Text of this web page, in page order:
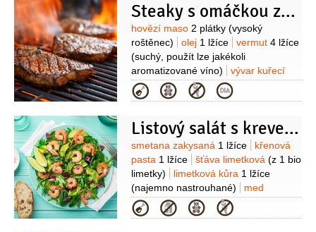
Steaky s omáčkou z pomerančového pepře
Suroviny
hovězí maso 2 plátky (vysoký
roštěnec)
olej 1 lžíce vermut 4 lžíce
(suchý, použít lze jakékoli
aromatizované víno)
vývar kuřecí
100 mililitrů
pomerančová kůra
1 lžíce (najemno nastrouhaná)
pepř
200 mililitrů
(30%) sůl
Pečená
zelenina:
pórek 1 kus
žampiony
4 kusy
ředkvičky 6 kusů
brokolice
4 kusy
(růžičky)
paprika žlutá
1 kus
olej olivový 4 lžíce
šťáva
pomerančová(z 1
pomeranče)
šalvěj(lístky)
Kategorie
Listový salát s krevetami
Suroviny
smetana zakysaná 1 lžíce
křenová
pasta 1 lžíce šťáva limetková (z 1 bio
limetky)
limetková kůra 1 lžíce
(najemno nastrouhané)
med
1 lžička
zázvor 1/2lžičky
nastrouhaný)
olej olivový2 lžíce
Kategorie